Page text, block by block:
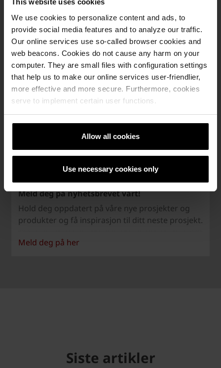
This website uses cookies
We use cookies to personalize content and ads, to
provide social media features and to analyze our traffic.
Our online services use so-called browser cookies and
web beacons. Cookies do not cause any harm on your
computer. They are small files with configuration settings
that help us to make our online services user-friendlier,
more effective and more secure. Furthermore, cookies
serve to implement certain user functions.
Allow all cookies
Use necessary cookies only
Trenger du rådgivning om URBAN
bekledningstegl til ditt neste byggeprosjekt?
Kontakt vår salgsavdeling her
Meld deg på nyhetsbrevet vårt!
Hold deg oppdatert på våre nye prosjekter og
produkter og få inspirasjon til ditt neste prosjekt.
Meld deg på her
Siste artikler